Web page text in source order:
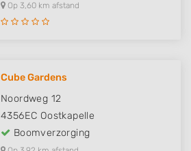
Op 3,60 km afstand
Cube Gardens
Noordweg 12
4356EC Oostkapelle
Boomverzorging